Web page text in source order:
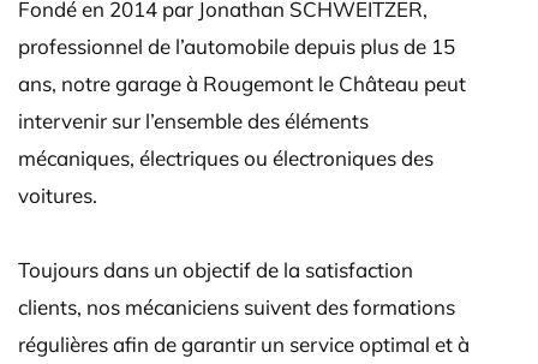
Fondé en 2014 par Jonathan SCHWEITZER,
professionnel de l’automobile depuis plus de 15
ans, notre garage à Rougemont le Château peut
intervenir sur l’ensemble des éléments
mécaniques, électriques ou électroniques des
voitures.
Toujours dans un objectif de la satisfaction
clients, nos mécaniciens suivent des formations
régulières afin de garantir un service optimal et à